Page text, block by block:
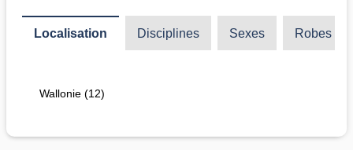
Localisation Disciplines Sexes Robes
Wallonie (12)